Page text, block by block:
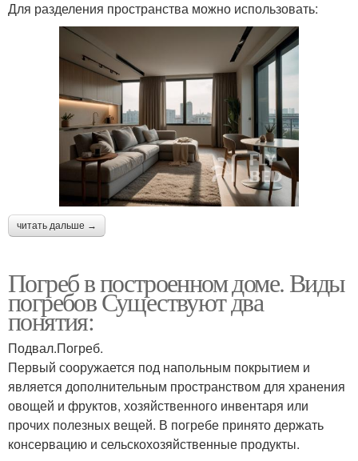
Для разделения пространства можно использовать:
читать дальше →
Погреб в построенном доме. Виды
погребов Существуют два
понятия:
Подвал.Погреб.
Первый сооружается под напольным покрытием и
является дополнительным пространством для хранения
овощей и фруктов, хозяйственного инвентаря или
прочих полезных вещей. В погребе принято держать
консервацию и сельскохозяйственные продукты.